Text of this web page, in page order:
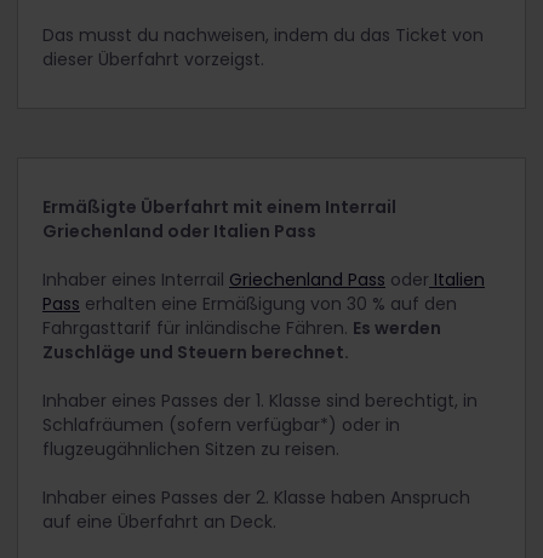
Das musst du nachweisen, indem du das Ticket von
dieser Überfahrt vorzeigst.
Ermäßigte Überfahrt mit einem Interrail
Griechenland oder Italien Pass
Inhaber eines Interrail Griechenland Pass oder Italien
Pass erhalten eine Ermäßigung von 30 % auf den
Fahrgasttarif für inländische Fähren. Es werden
Zuschläge und Steuern berechnet.
Inhaber eines Passes der 1. Klasse sind berechtigt, in
Schlafräumen (sofern verfügbar*) oder in
flugzeugähnlichen Sitzen zu reisen.
Inhaber eines Passes der 2. Klasse haben Anspruch
auf eine Überfahrt an Deck.